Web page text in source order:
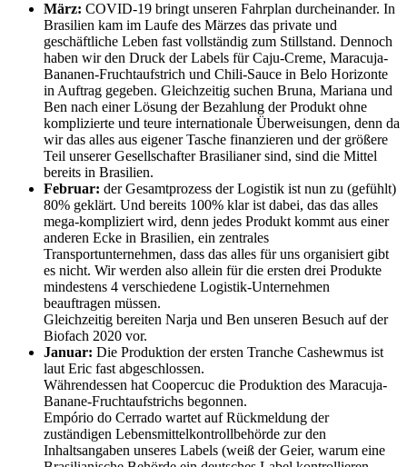
März: COVID-19 bringt unseren Fahrplan durcheinander. In
Brasilien kam im Laufe des Märzes das private und
geschäftliche Leben fast vollständig zum Stillstand. Dennoch
haben wir den Druck der Labels für Caju-Creme, Maracuja-
Bananen-Fruchtaufstrich und Chili-Sauce in Belo Horizonte
in Auftrag gegeben. Gleichzeitig suchen Bruna, Mariana und
Ben nach einer Lösung der Bezahlung der Produkt ohne
komplizierte und teure internationale Überweisungen, denn da
wir das alles aus eigener Tasche finanzieren und der größere
Teil unserer Gesellschafter Brasilianer sind, sind die Mittel
bereits in Brasilien.
Februar: der Gesamtprozess der Logistik ist nun zu (gefühlt)
80% geklärt. Und bereits 100% klar ist dabei, das das alles
mega-kompliziert wird, denn jedes Produkt kommt aus einer
anderen Ecke in Brasilien, ein zentrales
Transportunternehmen, dass das alles für uns organisiert gibt
es nicht. Wir werden also allein für die ersten drei Produkte
mindestens 4 verschiedene Logistik-Unternehmen
beauftragen müssen.
Gleichzeitig bereiten Narja und Ben unseren Besuch auf der
Biofach 2020 vor.
Januar: Die Produktion der ersten Tranche Cashewmus ist
laut Eric fast abgeschlossen.
Währendessen hat Coopercuc die Produktion des Maracuja-
Banane-Fruchtaufstrichs begonnen.
Empório do Cerrado wartet auf Rückmeldung der
zuständigen Lebensmittelkontrollbehörde zur den
Inhaltsangaben unseres Labels (weiß der Geier, warum eine